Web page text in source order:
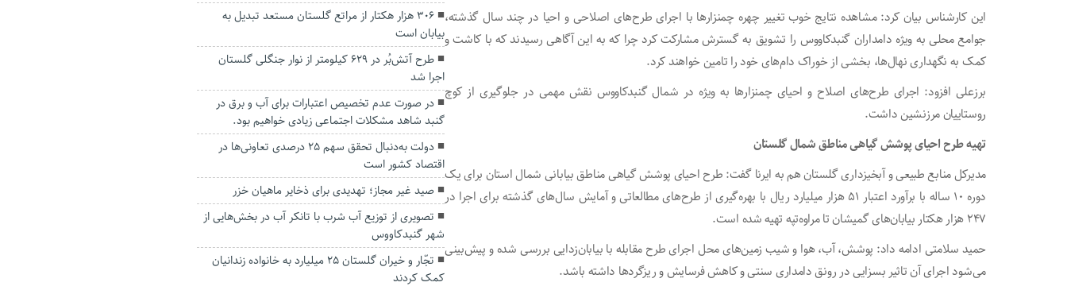
این کارشناس بیان کرد: مشاهده نتایج خوب تغییر چهره چمنزار‌ها با اجرای طرح‌های اصلاحی و احیا در چند سال گذشته،
جوامع محلی به ویژه دامداران گنبدکاووس را تشویق به گسترش مشارکت کرد چرا که به این آگاهی رسیدند که با کاشت و
کمک به نگهداری نهال‌ها، بخشی از خوراک دام‌های خود را تامین خواهند کرد.
برزعلی افزود: اجرای طرح‌های اصلاح و احیای چمنزار‌ها به ویژه در شمال گنبدکاووس نقش مهمی در جلوگیری از کوچ
روستاییان مرزنشین داشت.
تهیه طرح احیای پوشش گیاهی مناطق شمال گلستان
مدیرکل منابع طبیعی و آبخیزداری گلستان هم به ایرنا گفت: طرح احیای پوشش گیاهی مناطق بیابانی شمال استان برای یک
دوره ۱۰ ساله با برآورد اعتبار ۵۱ هزار میلیارد ریال با بهره‌گیری از طرح‌های مطالعاتی و آمایش سال‌های گذشته برای اجرا در
۲۴۷ هزار هکتار بیابان‌های گمیشان تا مراوه‌تپه تهیه شده است.
حمید سلامتی ادامه داد: پوشش، آب، هوا و شیب زمین‌های محل اجرای طرح مقابله با بیابان‌زدایی بررسی شده و پیش‌بینی
می‌شود اجرای آن تاثیر بسزایی در رونق دامداری سنتی و کاهش فرسایش و ریزگرد‌ها داشته باشد.
۳۰۶ هزار هکتار از مراتع گلستان مستعد تبدیل به
بیابان است
طرح آتش‌بُر در ۶۲۹ کیلومتر از نوار جنگلی گلستان
اجرا شد
در صورت عدم تخصیص اعتبارات برای آب و برق در
گنبد شاهد مشکلات اجتماعی زیادی خواهیم بود.
دولت به‌دنبال تحقق سهم ۲۵ درصدی تعاونی‌ها در
اقتصاد کشور است
صید غیر مجاز؛ تهدیدی برای ذخایر ماهیان خزر
تصویری از توزیع آب شرب با تانکر آب در بخش‌هایی از
شهر گنبدکاووس
تجّار و خیران گلستان ۲۵ میلیارد به خانواده زندانیان
کمک کردند